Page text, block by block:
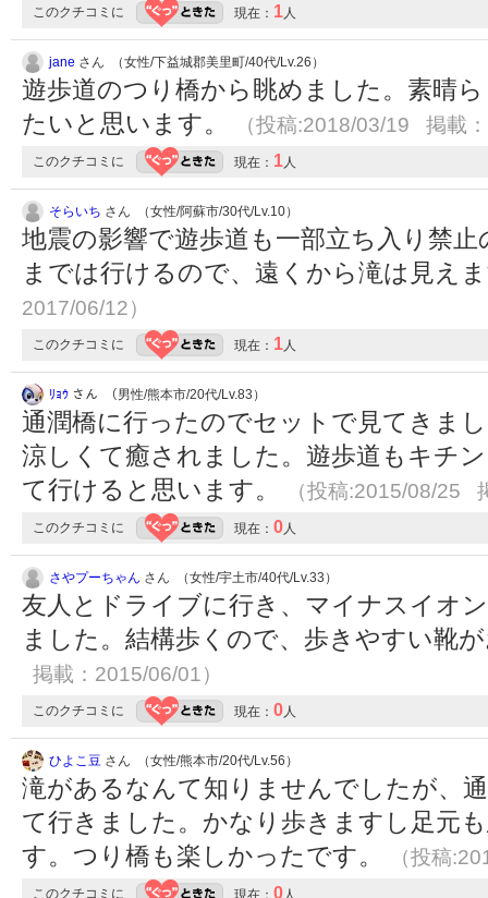
このクチコミに 現在： 1 人
jane さん （女性/下益城郡美里町/40代/Lv.26）
遊歩道のつり橋から眺めました。素晴
たいと思います。
（投稿:2018/03/19 掲載
このクチコミに 現在： 1 人
そらいち さん （女性/阿蘇市/30代/Lv.10）
地震の影響で遊歩道も一部立ち入り禁
までは行けるので、遠くから滝は見え
2017/06/12）
このクチコミに 現在： 1 人
ﾘｮｳ さん （男性/熊本市/20代/Lv.83）
通潤橋に行ったのでセットで見てきま
涼しくて癒されました。遊歩道もキチ
て行けると思います。
（投稿:2015/08/25
このクチコミに 現在： 0 人
さやプーちゃん さん （女性/宇土市/40代/Lv.33）
友人とドライブに行き、マイナスイオ
ました。結構歩くので、歩きやすい靴
掲載：2015/06/01）
このクチコミに 現在： 0 人
ひよこ豆 さん （女性/熊本市/20代/Lv.56）
滝があるなんて知りませんでしたが、
て行きました。かなり歩きますし足元
す。つり橋も楽しかったです。
（投稿
このクチコミに 現在： 0 人